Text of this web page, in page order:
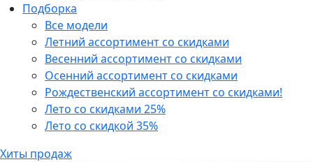
Подборка
Все модели
Летний ассортимент со скидками
Весенний ассортимент со скидками
Осенний ассортимент со скидками
Рождественский ассортимент со скидками!
Лето со скидками 25%
Лето со скидкой 35%
Хиты продаж